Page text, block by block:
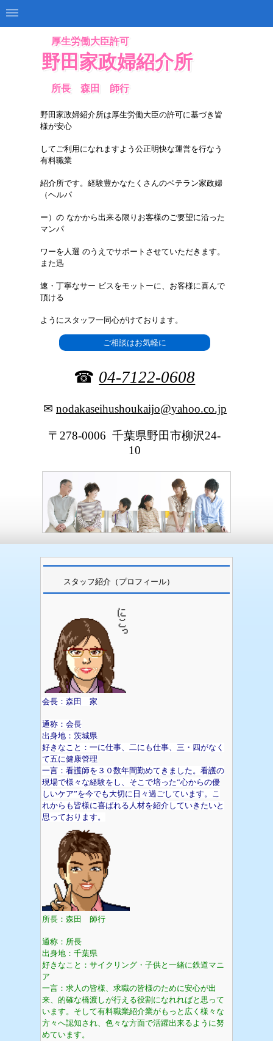
厚生労働大臣許可
野田家政婦紹介所
所長 森田 師行
野田家政婦紹介所は厚生労働大臣の許可に基づき皆
様が安心
してご利用になれますよう公正明快な運営を行なう
有料職業
紹介所です。経験豊かなたくさんのベテラン家政婦
（ヘルパ
ー）の なかから出来る限りお客様のご要望に沿った
マンパ
ワーを人選 のうえでサポートさせていただきます。
また迅
速・丁寧なサー ビスをモットーに、お客様に喜んで
頂ける
ようにスタッフ一同心がけております。
ご相談はお気軽に
☎ 04-7122-0608
✉ nodakaseihushoukaijo@yahoo.co.jp
〒278-0006 千葉県野田市柳沢24-
10
スタッフ紹介（プロフィール）
会長：森田 家
通称：会長
出身地：茨城県
好きなこと：一に仕事、二にも仕事、三・四がなく
て五に健康管理
一言：看護師を３０数年間勤めてきました。看護の
現場で様々な経験をし、そこで培った“心からの優
しいケア”を今でも大切に日々過ごしています。こ
れからも皆様に喜ばれる人材を紹介していきたいと
思っております。
所長：森田 師行
通称：所長
出身地：千葉県
好きなこと：サイクリング・子供と一緒に鉄道マニ
ア
一言：求人の皆様、求職の皆様のために安心が出
来、的確な橋渡しが行える役割になれればと思って
います。そして有料職業紹介業がもっと広く様々な
方々へ認知され、色々な方面で活躍出来るように努
めています。